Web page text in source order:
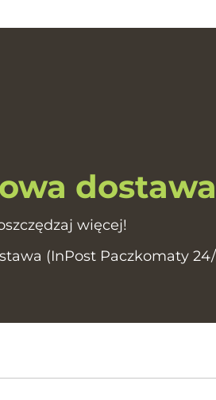
dostawa
więcej!
(InPost Paczkomaty 24/